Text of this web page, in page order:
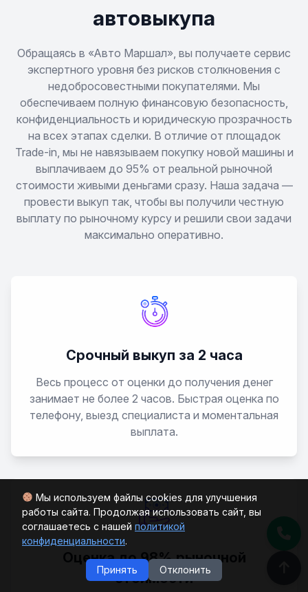
Мы используем файлы cookies для улучшения
работы сайта. Продолжая использовать сайт, вы
соглашаетесь с нашей политикой
конфиденциальности.
Принять Отклонить
Tiggo 7 Pro
Tiggo 7 Pro Max
Tiggo 7L
Tiggo 8
Tiggo 8 Pro
Tiggo 8 Pro Max
автовыкупа
Обращаясь в «Авто Маршал», вы получаете сервис
экспертного уровня без рисков столкновения с
недобросовестными покупателями. Мы
обеспечиваем полную финансовую безопасность,
конфиденциальность и юридическую прозрачность
на всех этапах сделки. В отличие от площадок
Trade-in, мы не навязываем покупку новой машины и
выплачиваем до 95% от реальной рыночной
стоимости живыми деньгами сразу. Наша задача —
провести выкуп так, чтобы вы получили честную
выплату по рыночному курсу и решили свои задачи
максимально оперативно.
Срочный выкуп за 2 часа
Весь процесс от оценки до получения денег
занимает не более 2 часов. Быстрая оценка по
телефону, выезд специалиста и моментальная
выплата.
Оценка до 98% рыночной
стоимости